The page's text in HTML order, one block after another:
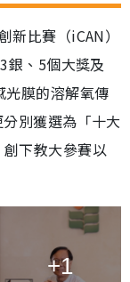
比賽（iCAN）
銀、5個大獎及
光膜的溶解氧傳
別獲選為「十大
下教大參賽以
+1